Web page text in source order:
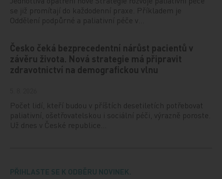
se již promítají do každodenní praxe. Příkladem je
Oddělení podpůrné a paliativní péče v…
Česko čeká bezprecedentní nárůst pacientů v
závěru života. Nová strategie má připravit
zdravotnictví na demografickou vlnu
Počet lidí, kteří budou v příštích desetiletích potřebovat
paliativní, ošetřovatelskou i sociální péči, výrazně poroste.
Už dnes v České republice…
PŘIHLASTE SE K ODBĚRU NOVINEK.